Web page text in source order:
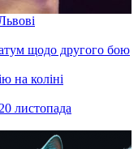
щодо другого бою
на коліні
листопада